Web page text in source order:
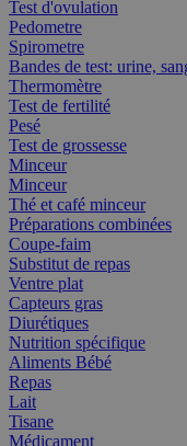
Test d'ovulation
Pedometre
Spirometre
Bandes de test: urine,
Thermomètre
Test de fertilité
Pesé
Test de grossesse
Minceur
Minceur
Thé et café minceur
Préparations combinées
Coupe-faim
Substitut de repas
Ventre plat
Capteurs gras
Diurétiques
Nutrition spécifique
Aliments Bébé
Repas
Lait
Tisane
Médicament